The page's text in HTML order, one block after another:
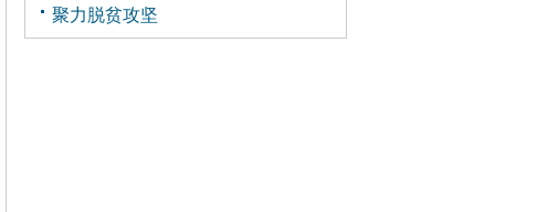
聚力脱贫攻坚